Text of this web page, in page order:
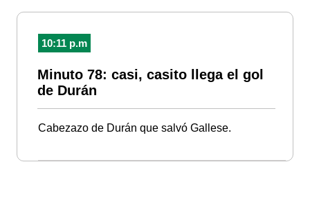
10:11 p.m
Minuto 78: casi, casito llega el gol
de Durán
Cabezazo de Durán que salvó Gallese.